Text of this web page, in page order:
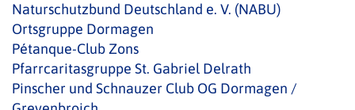
Naturschutzbund Deutschland e. V. (NABU)
Ortsgruppe Dormagen
Pétanque-Club Zons
Pfarrcaritasgruppe St. Gabriel Delrath
Pinscher und Schnauzer Club OG Dormagen /